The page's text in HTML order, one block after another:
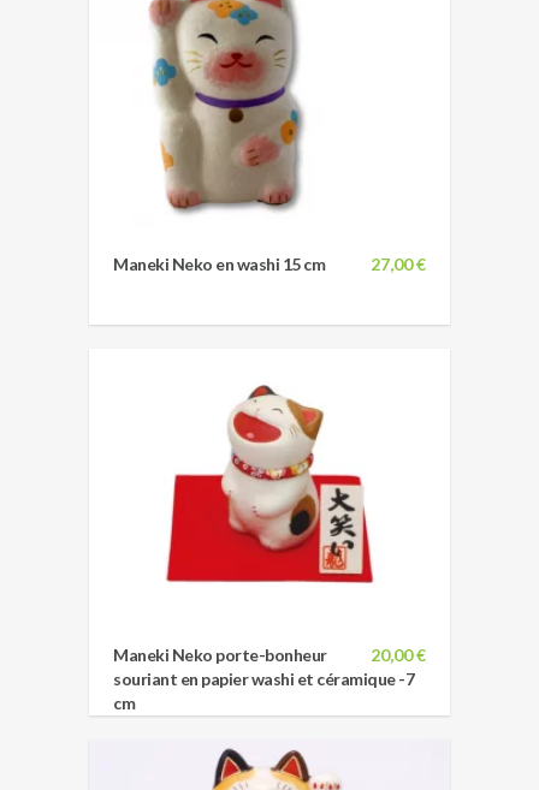
27,00 €
Maneki Neko en washi 15 cm
20,00 €
Maneki Neko porte-bonheur
souriant en papier washi et céramique -7
cm